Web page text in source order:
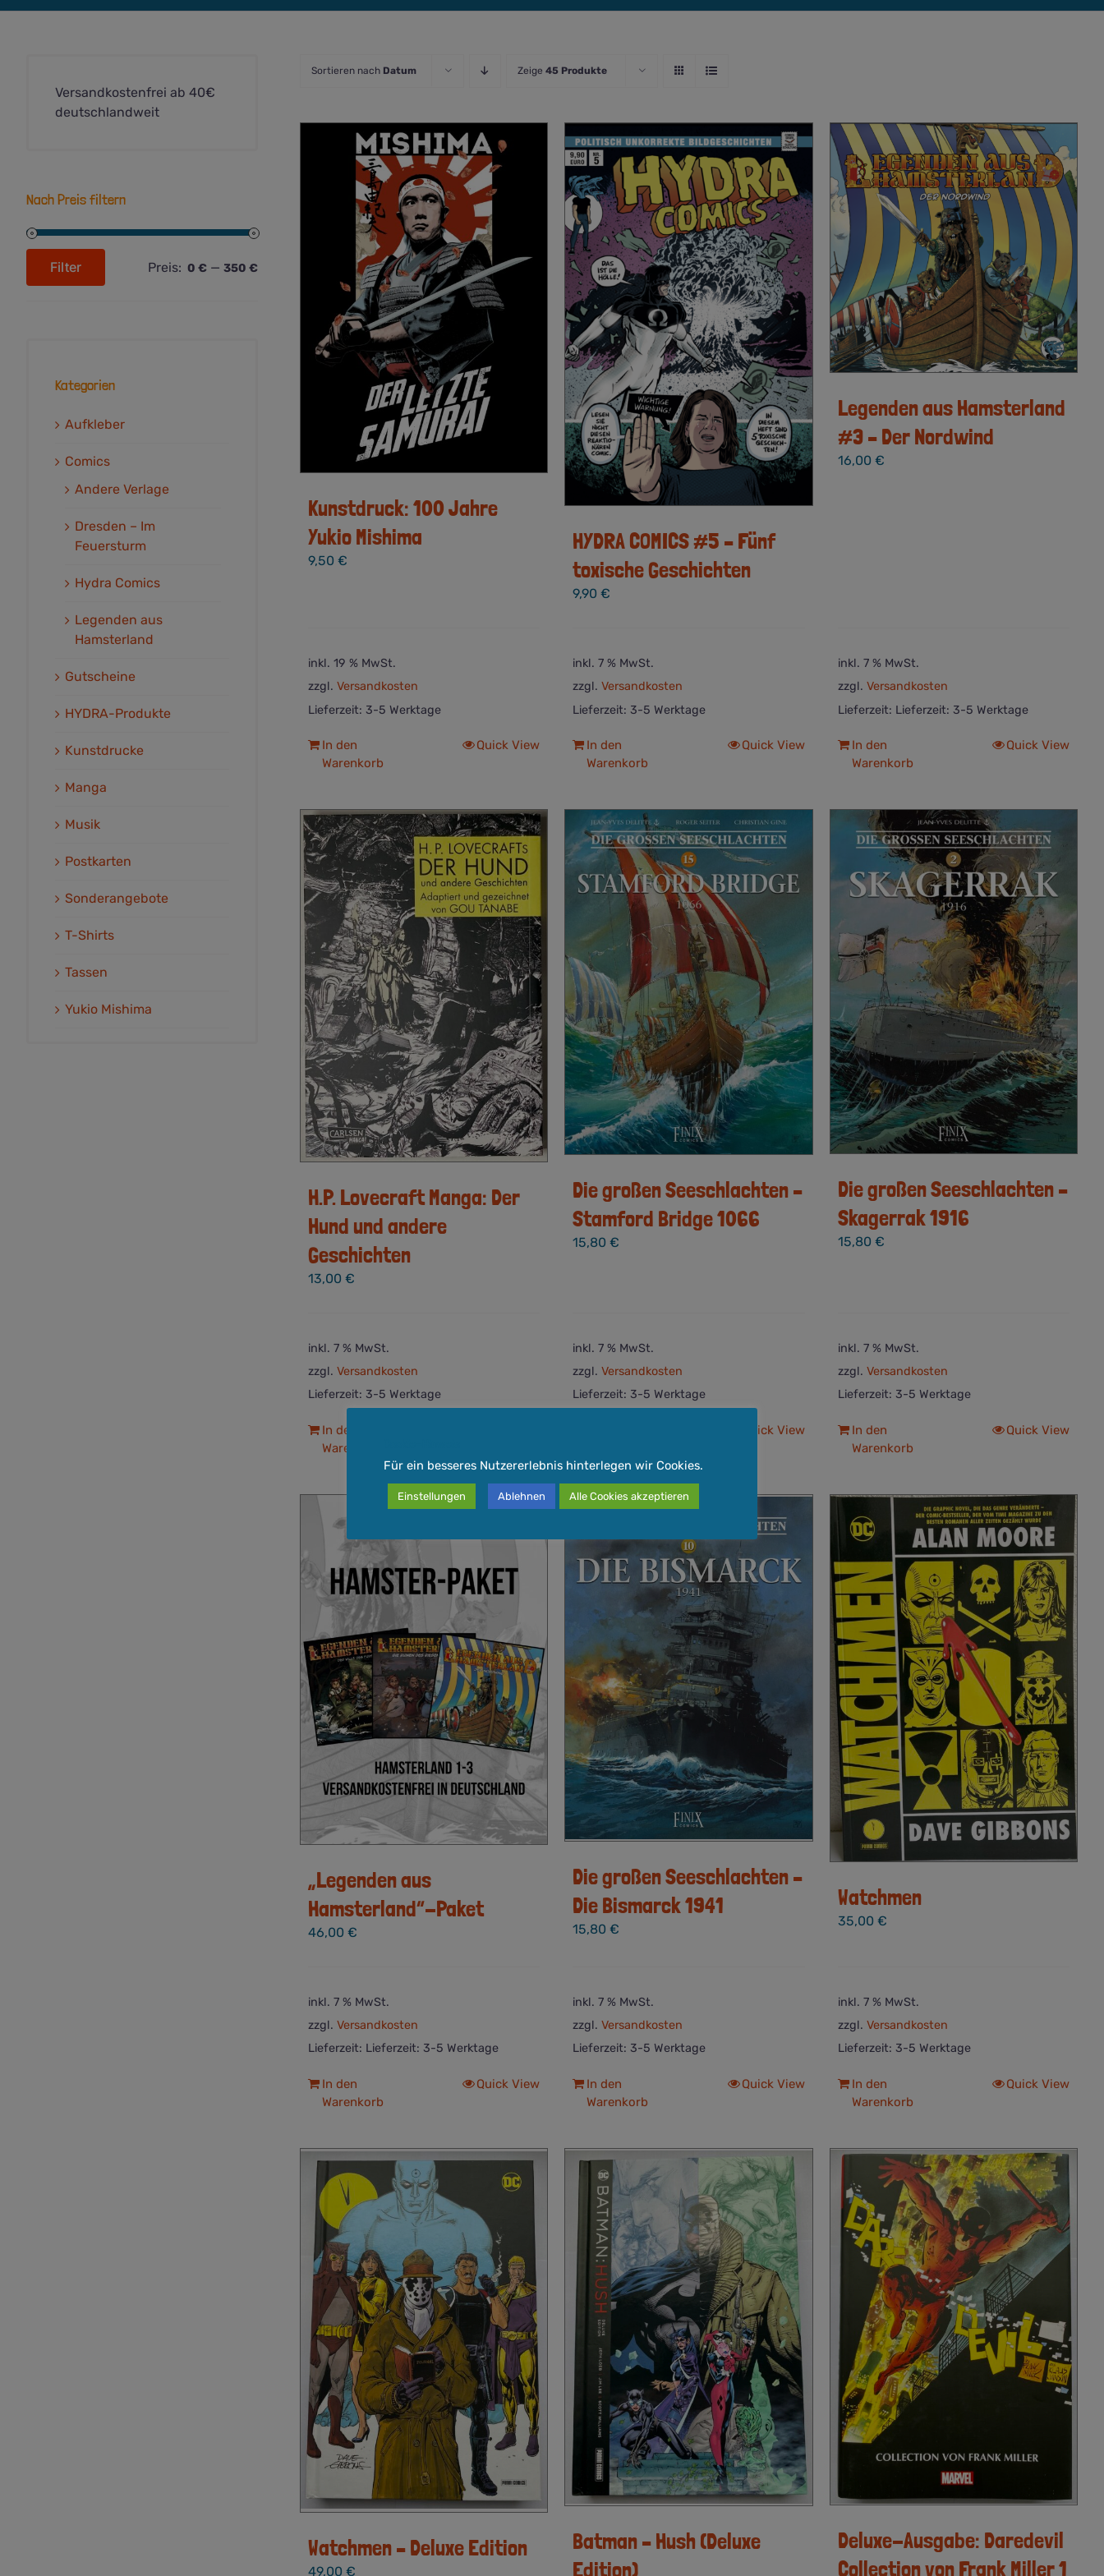
Sortieren nach Datum Zeige 45 Produkte
Kunstdruck: 100 Jahre
Yukio Mishima
9,50 €
inkl. 19 % MwSt.
zzgl. Versandkosten
Lieferzeit: 3-5 Werktage
In den
Warenkorb
Quick View
HYDRA COMICS #5 – Fünf
toxische Geschichten
9,90€
inkl. 7 % MwSt.
zzgl.Versandkosten
Lieferzeit: 3-5 Werktage
In den
Warenkorb
Quick View
Legenden aus Hamsterland
#3 – Der Nordwind
16,00 €
inkl. 7 % MwSt.
zzgl. Versandkosten
Lieferzeit: Lieferzeit: 3-5 Werktage
In den
Warenkorb
Quick View
H.P. Lovecraft Manga: Der
Hund und andere
Geschichten
13,00 €
inkl. 7 % MwSt.
zzgl. Versandkosten
Lieferzeit: 3-5 Werktage
In den
Warenkorb
Die großen Seeschlachten –
Stamford Bridge 1066
15,80€
inkl. 7 % MwSt.
zzgl.Versandkosten
Lieferzeit: 3-5 Werktage
Quick View
Die großen Seeschlachten –
Skagerrak 1916
15,80 €
inkl. 7 % MwSt.
zzgl. Versandkosten
Lieferzeit: 3-5 Werktage
In den
Warenkorb
Quick View
„Legenden aus
Hamsterland“-Paket
46,00 €
inkl. 7 % MwSt.
zzgl. Versandkosten
Lieferzeit: Lieferzeit: 3-5 Werktage
In den
Warenkorb
Quick View
Die großen Seeschlachten –
Die Bismarck 1941
15,80€
inkl. 7 % MwSt.
zzgl.Versandkosten
Lieferzeit: 3-5 Werktage
In den
Warenkorb
Quick View
Watchmen
35,00 €
inkl. 7 % MwSt.
zzgl. Versandkosten
Lieferzeit: 3-5 Werktage
In den
Warenkorb
Quick View
Watchmen – Deluxe Edition
49,00 €
Batman – Hush (Deluxe
Edition)
Deluxe-Ausgabe: Daredevil
Collection von Frank Miller 1
Versandkostenfrei ab 40€
deutschlandweit
Nach Preis filtern
Max.
Filter Preis: 0 €— 350 €
Kategorien
Aufkleber
Comics
Andere Verlage
Dresden – Im
Feuersturm
Hydra Comics
Legenden aus
Hamsterland
Gutscheine
HYDRA-Produkte
Kunstdrucke
Manga
Musik
Postkarten
Sonderangebote
T-Shirts
Tassen
Yukio Mishima
Für ein besseres Nutzererlebnis hinterlegen wir Cookies.
Einstellungen Ablehnen Alle Cookies akzeptieren